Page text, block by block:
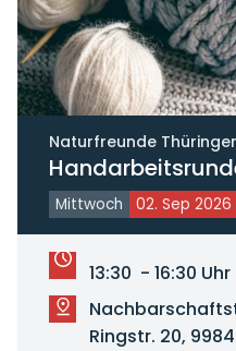
Naturfreunde
Mittwoch 02. Sep 2026
13:30 - 16:30 Uhr
Ringstr. 20,